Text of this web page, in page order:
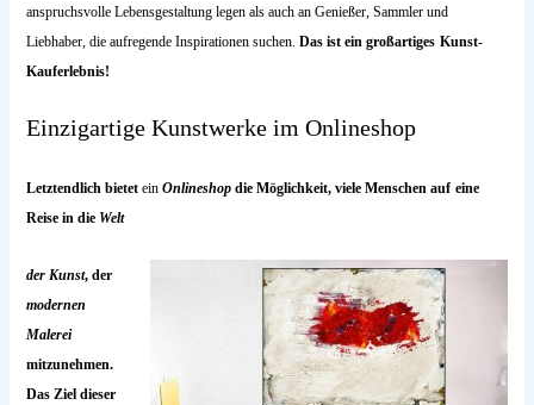
anspruchsvolle Lebensgestaltung legen als auch an Genießer, Sammler und
Liebhaber, die aufregende Inspirationen suchen.Das ist ein großartiges Kunst-
Kauferlebnis!
Einzigartige Kunstwerke im Onlineshop
Letztendlich bietetein Onlineshop die Möglichkeit, viele Menschen auf eine
Reise in die Welt
der Kunst, der
modernen
Malerei
mitzunehmen.
Das Ziel dieser